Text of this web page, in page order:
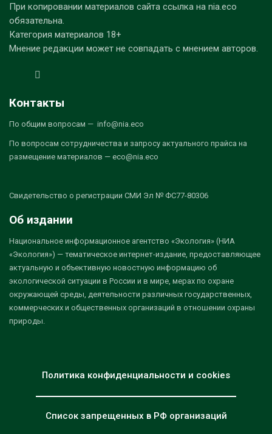
При копировании материалов сайта ссылка на nia.eco
обязательна.
Категория материалов 18+
Мнение редакции может не совпадать с мнением авторов.
Контакты
По общим вопросам — info@nia.eco
По вопросам сотрудничества и запросу актуального прайса на
размещение материалов — eco@nia.eco
Свидетельство о регистрации СМИ Эл № ФС77-80306
Об издании
Национальное информационное агентство «Экология» (НИА
«Экология») — тематическое интернет-издание, предоставляющее
актуальную и объективную новостную информацию об
экологической ситуации в России и в мире, мерах по охране
окружающей среды, деятельности различных государственных,
коммерческих и общественных организаций в отношении охраны
природы.
Политика конфиденциальности и cookies
Список запрещенных в РФ организаций